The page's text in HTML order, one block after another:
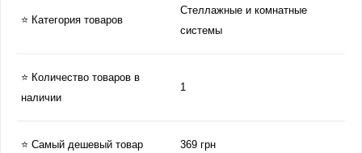
⭐ Категория товаров
Стеллажные и комнатные
системы
⭐ Количество товаров в
наличии
1
⭐ Самый дешевый товар 369 грн